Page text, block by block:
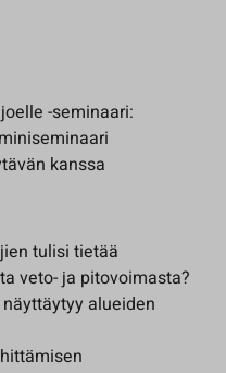
-seminaari:
kanssa
tulisi tietää
veto- ja pitovoimasta?
alueiden